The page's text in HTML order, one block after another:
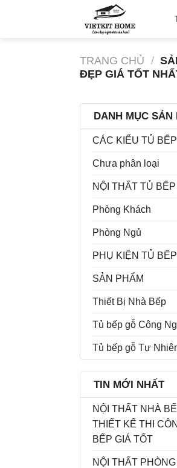
TRANG CHỦ /
ĐẸP GIÁ TỐT
DANH MỤC SẢN
CÁC KIỂU TỦ
Chưa phân loại
NỘI THẤT TỦ BẾP
Phòng Khách
Phòng Ngủ
PHỤ KIỆN TỦ BẾP
SẢN PHẨM
Thiết Bị Nhà Bếp
Tủ bếp gỗ Công
Tủ bếp gỗ Tự
TIN MỚI NHẤT
NỘI THẤT NHÀ
THIẾT KẾ THI
BẾP GIÁ TỐT
NỘI THẤT